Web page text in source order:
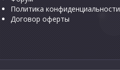
Политика конфиденциальности
Договор оферты